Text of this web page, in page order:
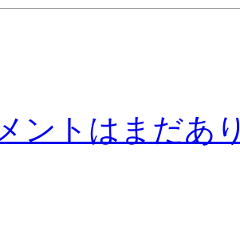
ントはまだあ